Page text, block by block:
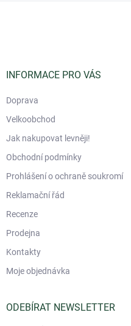
INFORMACE PRO VÁS
Doprava
Velkoobchod
Jak nakupovat levněji!
Obchodní podmínky
Prohlášení o ochraně soukromí
Reklamační řád
Recenze
Prodejna
Kontakty
Moje objednávka
ODEBÍRAT NEWSLETTER